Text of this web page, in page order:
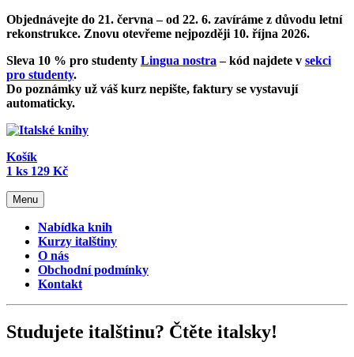
Objednávejte do 21. června – od 22. 6. zavíráme z důvodu letní
rekonstrukce. Znovu otevřeme nejpozději 10. října 2026.
Sleva 10 % pro studenty Lingua nostra – kód najdete v sekci
pro studenty.
Do poznámky už váš kurz nepište, faktury se vystavují
automaticky.
Košík
1 ks 129 Kč
Menu
Nabídka knih
Kurzy italštiny
O nás
Obchodní podmínky
Kontakt
Studujete italštinu? Čtěte italsky!